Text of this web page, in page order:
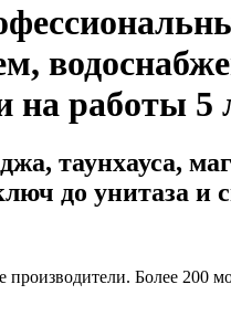
работы 5
таунхауса,
до унитаза и
Более 200